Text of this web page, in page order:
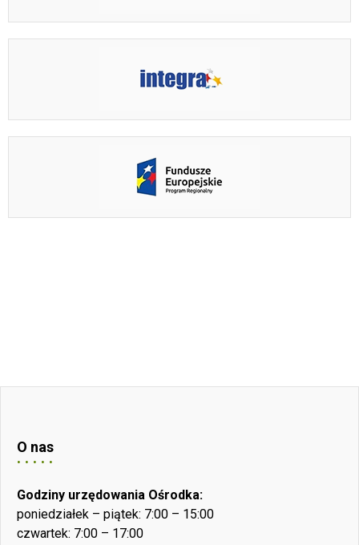
O nas
Godziny urzędowania Ośrodka:
poniedziałek – piątek: 7:00 – 15:00
czwartek: 7:00 – 17:00